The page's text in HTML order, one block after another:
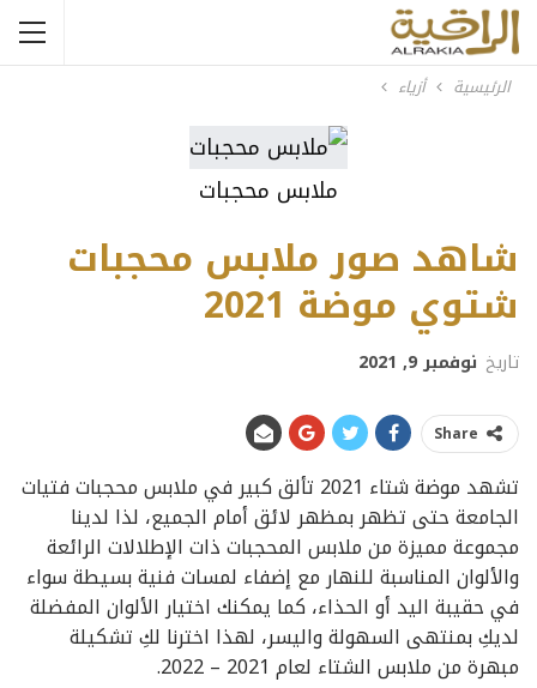
الرئيسية أزياء
ملابس محجبات
شاهد صور ملابس محجبات
شتوي موضة 2021
تاريخ نوفمبر 9, 2021
Share
تشهد موضة شتاء 2021 تألق كبير في ملابس محجبات فتيات
الجامعة حتى تظهر بمظهر لائق أمام الجميع، لذا لدينا
مجموعة مميزة من ملابس المحجبات ذات الإطلالات الرائعة
والألوان المناسبة للنهار مع إضفاء لمسات فنية بسيطة سواء
في حقيبة اليد أو الحذاء، كما يمكنك اختيار الألوان المفضلة
لديكِ بمنتهى السهولة واليسر، لهذا اخترنا لكِ تشكيلة
مبهرة من ملابس الشتاء لعام 2021 – 2022.